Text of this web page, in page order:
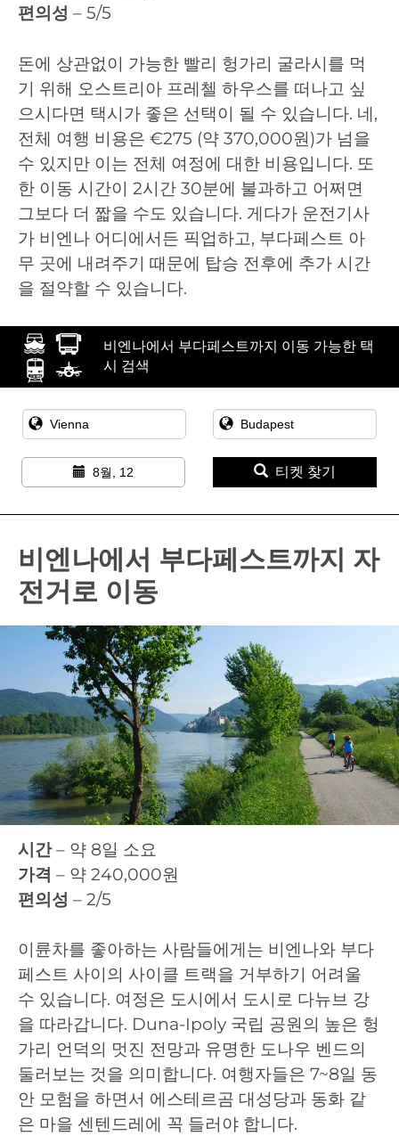
편의성 – 5/5
돈에 상관없이 가능한 빨리 헝가리 굴라시를 먹
기 위해 오스트리아 프레첼 하우스를 떠나고 싶
으시다면 택시가 좋은 선택이 될 수 있습니다. 네,
전체 여행 비용은 €275 (약 370,000원)가 넘을
수 있지만 이는 전체 여정에 대한 비용입니다. 또
한 이동 시간이 2시간 30분에 불과하고 어쩌면
그보다 더 짧을 수도 있습니다. 게다가 운전기사
가 비엔나 어디에서든 픽업하고, 부다페스트 아
무 곳에 내려주기 때문에 탑승 전후에 추가 시간
을 절약할 수 있습니다.
비엔나에서 부다페스트까지 이동 가능한 택
시 검색
8월, 12 티켓 찾기
비엔나에서 부다페스트까지 자
전거로 이동
시간– 약 8일 소요
가격 – 약 240,000원
편의성 – 2/5
이륜차를 좋아하는 사람들에게는 비엔나와 부다
페스트 사이의 사이클 트랙을 거부하기 어려울
수 있습니다. 여정은 도시에서 도시로 다뉴브 강
을 따라갑니다. Duna-Ipoly 국립 공원의 높은 헝
가리 언덕의 멋진 전망과 유명한 도나우 벤드의
둘러보는 것을 의미합니다. 여행자들은 7~8일 동
안 모험을 하면서 에스테르곰 대성당과 동화 같
은 마을 센텐드레에 꼭 들러야 합니다.